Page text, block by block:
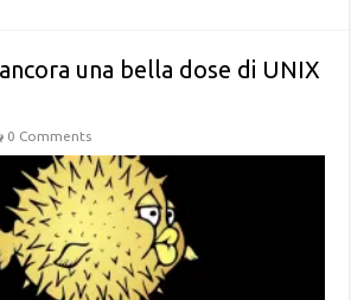
una bella dose di UNIX
0 Comments